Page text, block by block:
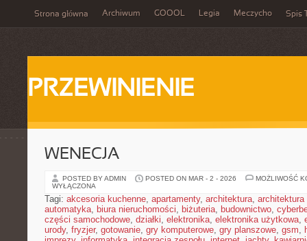
Strona główna Archiwum GOOOL Legia Meczycho Spis
PRZEWINIENIE
WENECJA
POSTED BY ADMIN POSTED ON MAR - 2 - 2026
MOŻLIWOŚĆ
WYŁĄCZONA
Tagi: akcesoria kuchenne, apartamenty, architektura, architektura
automatyka, biura nieruchomości, biżuteria, budownictwo,
części samochodowe, działki, elektronika, elektronika użytkowa,
urody, fryzjer, gotowanie, gry komputerowe, gry planszowe, gsm,